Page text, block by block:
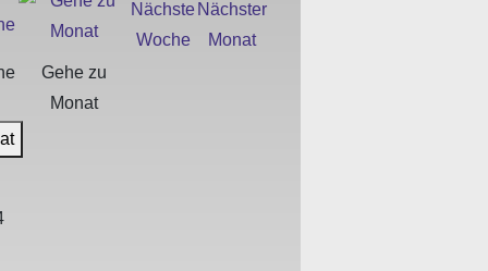
Gehe zu
Monat